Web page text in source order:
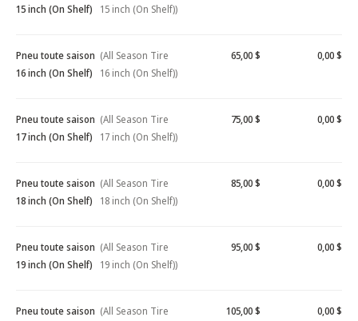
15 inch (On Shelf)
15 inch (On Shelf))
Pneu toute saison
16 inch (On Shelf)
(All Season Tire
16 inch (On Shelf))
65,00 $ 0,00 $
Pneu toute saison
17 inch (On Shelf)
(All Season Tire
17 inch (On Shelf))
75,00 $ 0,00 $
Pneu toute saison
18 inch (On Shelf)
(All Season Tire
18 inch (On Shelf))
85,00 $ 0,00 $
Pneu toute saison
19 inch (On Shelf)
(All Season Tire
19 inch (On Shelf))
95,00 $ 0,00 $
Pneu toute saison (All Season Tire
105,00 $ 0,00 $